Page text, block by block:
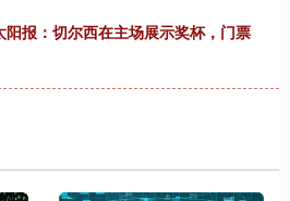
阳报：切尔西在主场展示奖杯，门票